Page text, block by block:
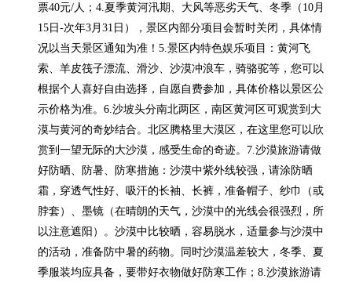
票40元/人；4.夏季黄河汛期、大风等恶劣天气、冬季（10月
15日-次年3月31日），景区内部分项目会暂时关闭，具体情
况以当天景区通知为准！5.景区内特色娱乐项目：黄河飞
索、羊皮筏子漂流、滑沙、沙漠冲浪车，骑骆驼等，您可以
根据个人喜好自由选择，自愿自费参加，具体价格以景区公
示价格为准。6.沙坡头分南北两区，南区黄河区可观赏到大
漠与黄河的奇妙结合。北区腾格里大漠区，在这里您可以欣
赏到一望无际的大沙漠，感受生命的奇迹。7.沙漠旅游请做
好防晒、防暑、防寒措施：沙漠中紫外线较强，请涂防晒
霜，穿透气性好、吸汗的长袖、长裤，准备帽子、纱巾（或
脖套）、墨镜（在晴朗的天气，沙漠中的光线会很强烈，所
以注意遮阳）。沙漠中比较晒，容易脱水，适量参与沙漠中
的活动，准备防中暑的药物。同时沙漠温差较大，冬季、夏
季服装均应具备，要带好衣物做好防寒工作；8.沙漠旅游请